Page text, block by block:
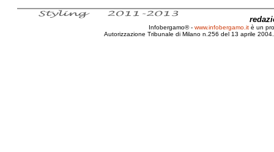
Infobergamo® - www.infobergamo.it è un
Autorizzazione Tribunale di Milano n.256 del 13 aprile